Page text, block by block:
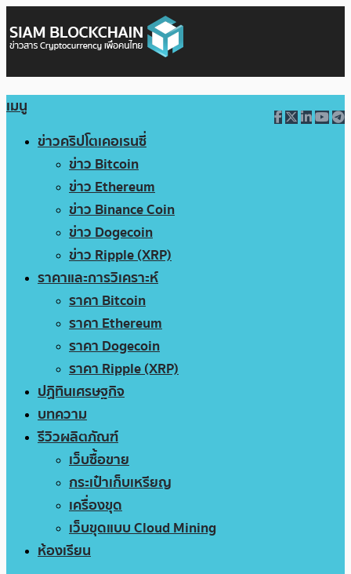
เมนู
ข่าวคริปโตเคอเรนซี่
ข่าว Bitcoin
ข่าว Ethereum
ข่าว Binance Coin
ข่าว Dogecoin
ข่าว Ripple (XRP)
ราคาและการวิเคราะห์
ราคา Bitcoin
ราคา Ethereum
ราคา Dogecoin
ราคา Ripple (XRP)
ปฏิทินเศรษฐกิจ
บทความ
รีวิวผลิตภัณฑ์
เว็บซื้อขาย
กระเป๋าเก็บเหรียญ
เครื่องขุด
เว็บขุดแบบ Cloud Mining
ห้องเรียน